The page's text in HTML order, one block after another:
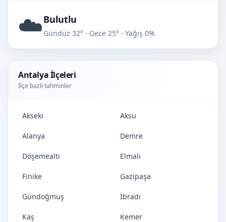
☁️Bulutlu
Gündüz 32° · Gece 25° · Yağış 0%
Antalya İlçeleri
İlçe bazlı tahminler
Akseki Aksu
Alanya Demre
Döşemealtı Elmalı
Finike Gazipaşa
Gündoğmuş İbradı
Kaş Kemer